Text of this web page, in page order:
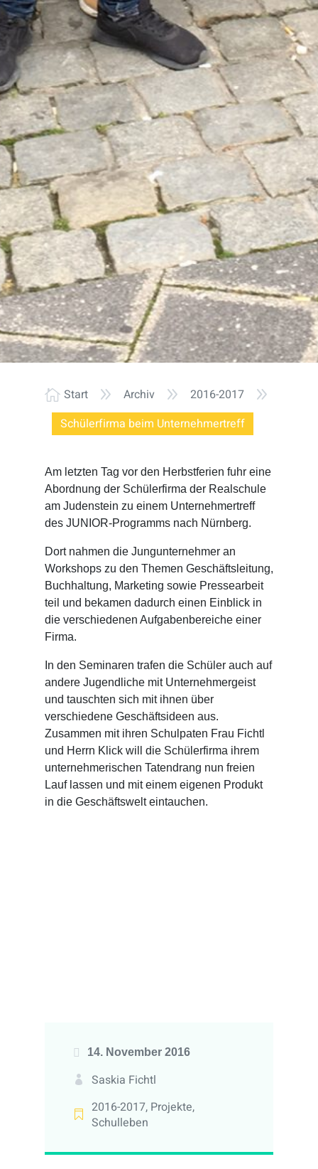
 Start 9 Archiv 9 2016-2017 9
Schülerfirma beim Unternehmertreff
Am letzten Tag vor den Herbstferien fuhr eine
Abordnung der Schülerfirma der Realschule
am Judenstein zu einem Unternehmertreff
des JUNIOR-Programms nach Nürnberg.
Dort nahmen die Jungunternehmer an
Workshops zu den Themen Geschäftsleitung,
Buchhaltung, Marketing sowie Pressearbeit
teil und bekamen dadurch einen Einblick in
die verschiedenen Aufgabenbereiche einer
Firma.
In den Seminaren trafen die Schüler auch auf
andere Jugendliche mit Unternehmergeist
und tauschten sich mit ihnen über
verschiedene Geschäftsideen aus.
Zusammen mit ihren Schulpaten Frau Fichtl
und Herrn Klick will die Schülerfirma ihrem
unternehmerischen Tatendrang nun freien
Lauf lassen und mit einem eigenen Produkt
in die Geschäftswelt eintauchen.
14. November 2016
Saskia Fichtl
2016-2017, Projekte,
Schulleben